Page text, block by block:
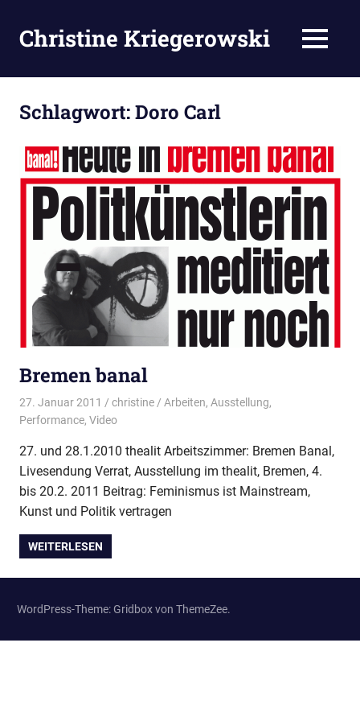
Inhalt
springen
Christine Kriegerowski MENÜ
Schlagwort:Doro Carl
Bremen banal
27. Januar 2011 christine Arbeiten, Ausstellung,
Performance, Video
27. und 28.1.2010 thealit Arbeitszimmer: Bremen Banal,
Livesendung Verrat, Ausstellung im thealit, Bremen, 4.
bis 20.2. 2011 Beitrag: Feminismus ist Mainstream,
Kunst und Politik vertragen
WEITERLESEN
WordPress-Theme: Gridbox von ThemeZee.